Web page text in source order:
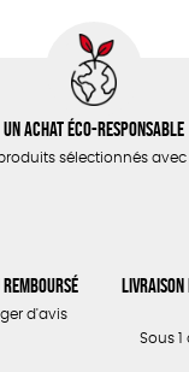
Un achat éco-responsable
sélectionnés avec
d'avis
Sous